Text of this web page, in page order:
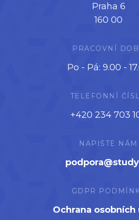
Praha 6
160 00
PRACOVNÍ
Po - Pá: 9.00 -
TELEFONNÍ
+420 234 703
NAPIŠTE NÁM
GDPR
Ochrana osobních